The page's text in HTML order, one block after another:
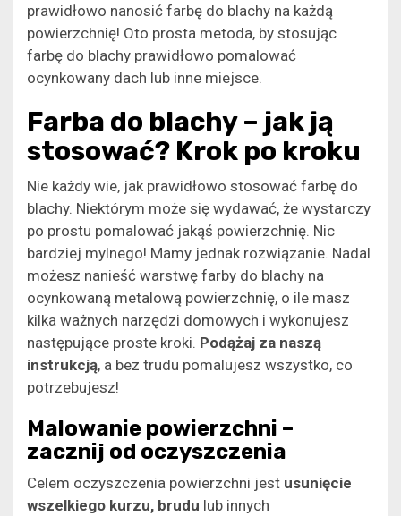
prawidłowo nanosić farbę do blachy na każdą
powierzchnię! Oto prosta metoda, by stosując
farbę do blachy prawidłowo pomalować
ocynkowany dach lub inne miejsce.
Farba do blachy – jak ją
stosować? Krok po kroku
Nie każdy wie, jak prawidłowo stosować farbę do
blachy. Niektórym może się wydawać, że wystarczy
po prostu pomalować jakąś powierzchnię. Nic
bardziej mylnego! Mamy jednak rozwiązanie. Nadal
możesz nanieść warstwę farby do blachy na
ocynkowaną metalową powierzchnię, o ile masz
kilka ważnych narzędzi domowych i wykonujesz
następujące proste kroki. Podążaj za naszą
instrukcją, a bez trudu pomalujesz wszystko, co
potrzebujesz!
Malowanie powierzchni –
zacznij od oczyszczenia
Celem oczyszczenia powierzchni jest usunięcie
wszelkiego kurzu, brudu lub innych